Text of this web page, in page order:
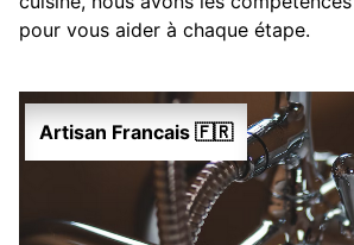
pour vous aider à chaque étape.
Artisan Francais 🇫🇷